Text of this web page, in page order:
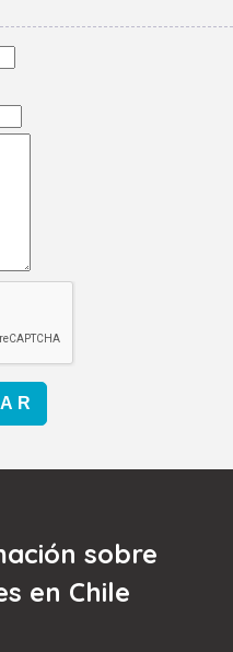
sobre
en Chile